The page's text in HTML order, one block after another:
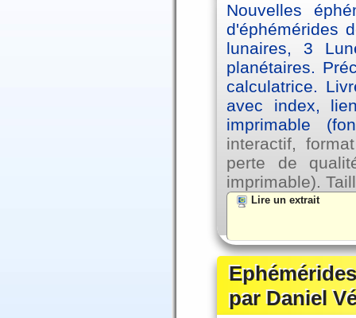
Nouvelles
d'éphémérides
lunaires, 3
planétaires.
calculatrice.
avec index,
imprimable
interactif,
perte de
imprimable).
Lire un extrait
par Daniel